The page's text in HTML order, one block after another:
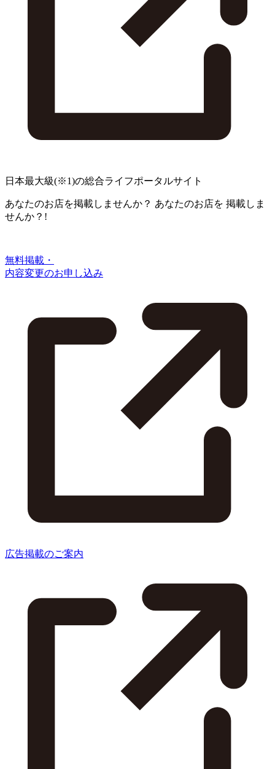
日本最大級(※1)の総合ライフポータルサイト
あなたのお店を掲載しませんか？ あなたのお店を 掲載しま
せんか？!
無料掲載・
内容変更のお申し込み
広告掲載のご案内